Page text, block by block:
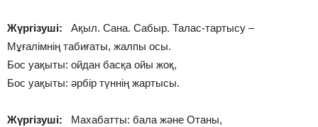
Жүргізуші:
Ақыл. Сана. Сабыр. Талас-тартысу –
Мұғалімнің табиғаты, жалпы осы.
Бос уақыты: ойдан басқа ойы жоқ,
Бос уақыты: әрбір түннің жартысы.
Жүргізуші:
Махабатты: бала және Отаны,